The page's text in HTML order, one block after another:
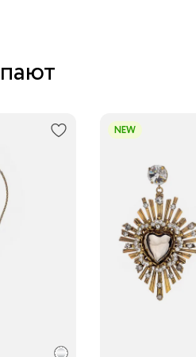
NEW